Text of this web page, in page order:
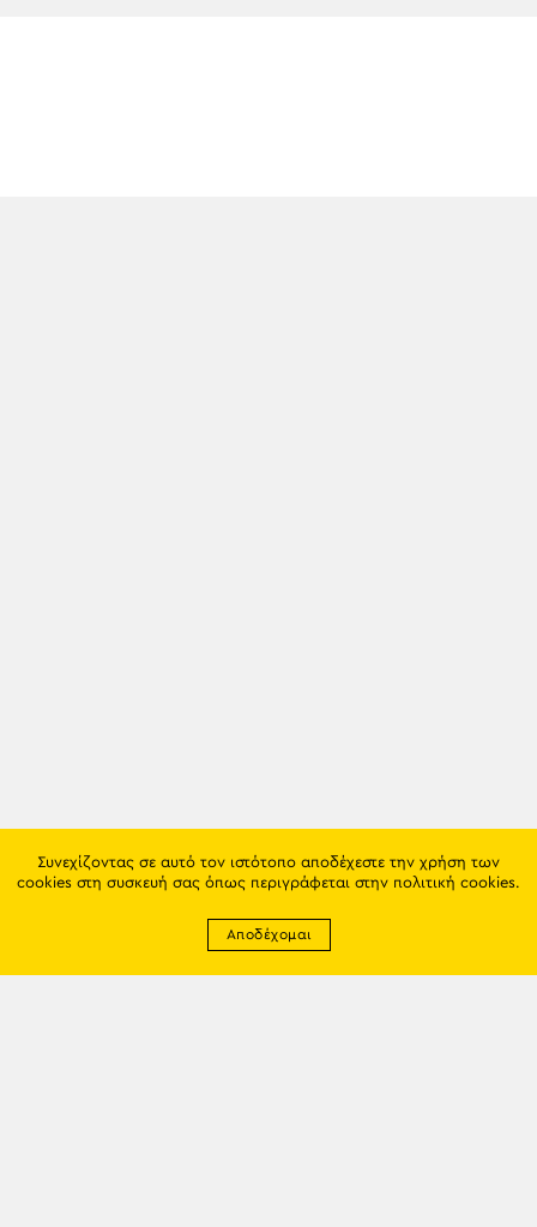
Συνεχίζοντας σε αυτό τον ιστότοπο αποδέχεστε την χρήση των
cookies στη συσκευή σας όπως περιγράφεται στην πολιτική cookies.
Αποδέχομαι